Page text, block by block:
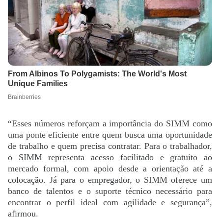
“Esses números reforçam a importância do SIMM como
uma ponte eficiente entre quem busca uma oportunidade
de trabalho e quem precisa contratar. Para o trabalhador,
o SIMM representa acesso facilitado e gratuito ao
mercado formal, com apoio desde a orientação até a
colocação. Já para o empregador, o SIMM oferece um
banco de talentos e o suporte técnico necessário para
encontrar o perfil ideal com agilidade e segurança”,
afirmou.